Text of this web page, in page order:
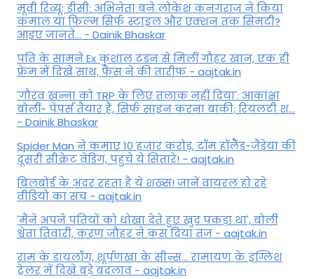
मूवी रिव्यू: डीसी: अभिनेता बने लोकेश कनगराज ने किया
कमाल या फिल्म सिर्फ स्टाइल और एक्शन तक सिमटी?
आइए जानते... - Dainik Bhaskar
पति के सामने Ex कुशाल टंडन से मिलीं गौहर खान, एक ही
फ्रेम में दिखे साथ, फैंस ने की तारीफ - aajtak.in
'गौरव खन्ना को TRP के लिए तलाक नहीं दिया': आकांक्षा
बोलीं- पेपर्स तैयार हैं, सिर्फ साइन करना बाकी; रियलटी श...
- Dainik Bhaskar
Spider Man ने कमाए 10 हजार करोड़, टॉम हॉलैेंड-जैंडेया की
दूसरी सीक्रेट वेडिंग, पहुंचे ये सितारे! - aajtak.in
बिलबोर्ड के अंदर रहता है ये शख्स! जानें वायरल हो रहे
वीडियो का सच - aajtak.in
'मैंने अपने पतियों को धोखा देते हुए खुद पकड़ा था', बोलीं
श्वेता तिवारी, करण जौहर ने कस दिया तंज - aajtak.in
राम के डायलॉग, शूर्पणखा के सीन्स... रामायण के इंग्लिश
ट्रेलर में दिखे बड़े बदलाव - aajtak.in